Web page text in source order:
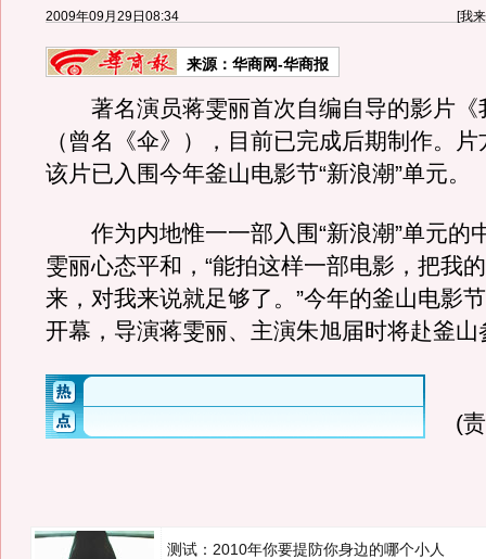
2009年09月29日08:34 [我
来源： 华商网-华商报
著名演员蒋雯丽首次自编自导的影片《
（曾名《伞》），目前已完成后期制作。
该片已入围今年釜山电影节“新浪潮”单元。
作为内地惟一一部入围“新浪潮”单元的
雯丽心态平和，“能拍这样一部电影，把我
来，对我来说就足够了。”今年的釜山电影
开幕，导演蒋雯丽、主演朱旭届时将赴釜山
(
测试：2010年你要提防你身边的哪个小人